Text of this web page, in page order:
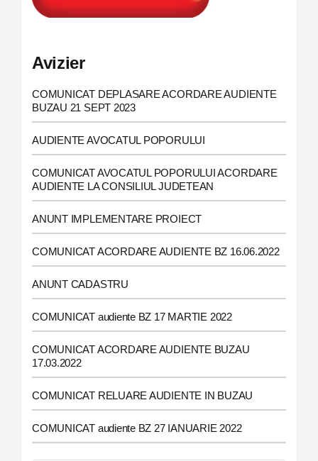
Avizier
COMUNICAT DEPLASARE ACORDARE AUDIENTE
BUZAU 21 SEPT 2023
AUDIENTE AVOCATUL POPORULUI
COMUNICAT AVOCATUL POPORULUI ACORDARE
AUDIENTE LA CONSILIUL JUDETEAN
ANUNT IMPLEMENTARE PROIECT
COMUNICAT ACORDARE AUDIENTE BZ 16.06.2022
ANUNT CADASTRU
COMUNICAT audiente BZ 17 MARTIE 2022
COMUNICAT ACORDARE AUDIENTE BUZAU
17.03.2022
COMUNICAT RELUARE AUDIENTE IN BUZAU
COMUNICAT audiente BZ 27 IANUARIE 2022